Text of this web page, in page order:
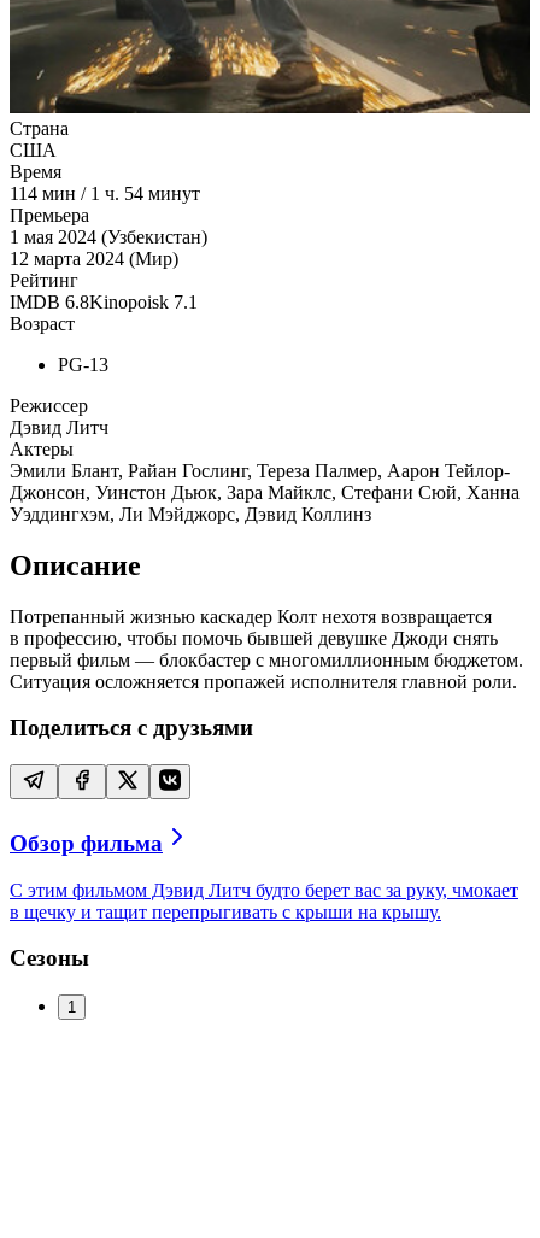
Страна
США
Время
114 мин / 1 ч. 54 минут
Премьера
1 мая 2024 (Узбекистан)
12 марта 2024 (Мир)
Рейтинг
IMDB 6.8Kinopoisk 7.1
Возраст
PG-13
Режиссер
Дэвид Литч
Актеры
Эмили Блант, Райан Гослинг, Тереза Палмер, Аарон Тейлор-
Джонсон, Уинстон Дьюк, Зара Майклс, Стефани Сюй, Ханна
Уэддингхэм, Ли Мэйджорс, Дэвид Коллинз
Описание
Потрепанный жизнью каскадер Колт нехотя возвращается
в профессию, чтобы помочь бывшей девушке Джоди снять
первый фильм — блокбастер с многомиллионным бюджетом.
Ситуация осложняется пропажей исполнителя главной роли.
Поделиться с друзьями
Обзор фильма
С этим фильмом Дэвид Литч будто берет вас за руку, чмокает
в щечку и тащит перепрыгивать с крыши на крышу.
Сезоны
1